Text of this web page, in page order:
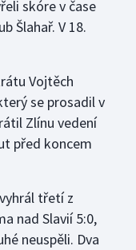
skóre v čase
Šlahař. V 18.
Vojtěch
se prosadil v
Zlínu vedení
před koncem
třetí z
nad Slavií 5:0,
neuspěli. Dva